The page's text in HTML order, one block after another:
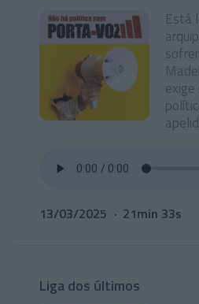
Está
13/03/2025 21min 33s
Liga dos últimos